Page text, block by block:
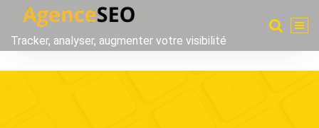
contenu
Tracker, analyser, augmenter votre visibilité